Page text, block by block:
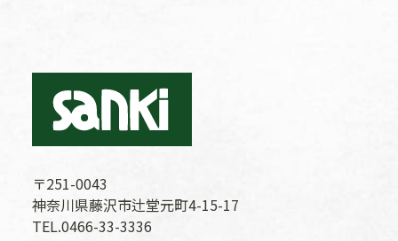
〒251-0043
神奈川県藤沢市辻堂元町4-15-17
TEL.0466-33-3336